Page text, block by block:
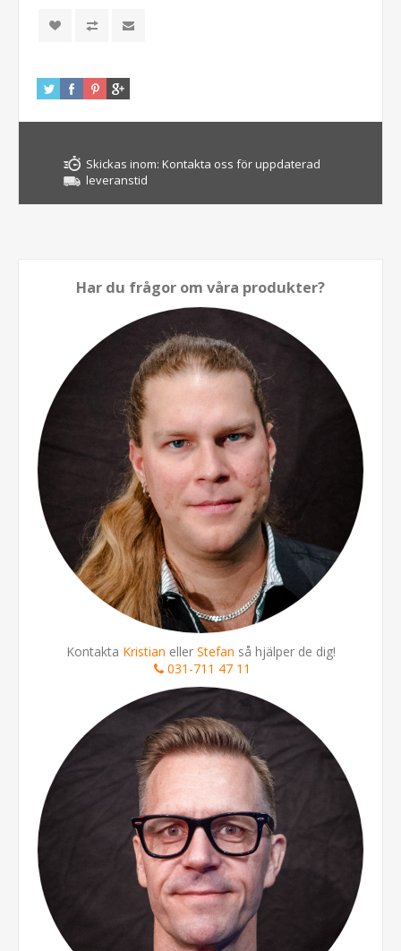
Skickas inom: Kontakta oss för uppdaterad
leveranstid
Har du frågor om våra produkter?
Kontakta Kristian eller Stefan så hjälper de dig!
031-711 47 11